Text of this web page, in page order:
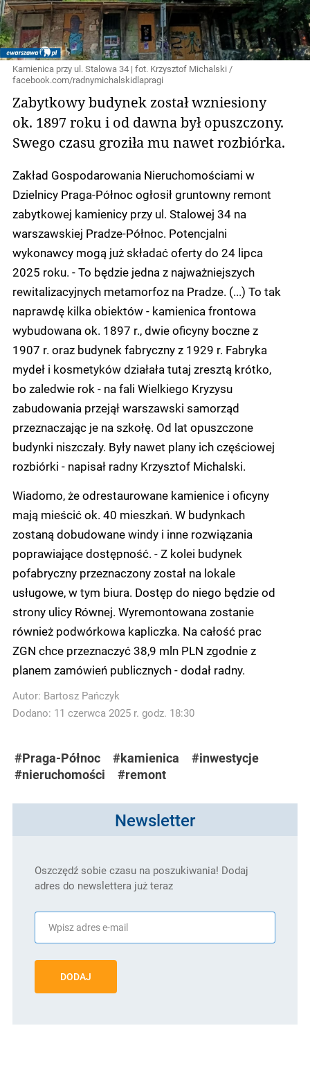
Kamienica przy ul. Stalowa 34 | fot. Krzysztof Michalski /
facebook.com/radnymichalskidlapragi
Zabytkowy budynek został wzniesiony
ok. 1897 roku i od dawna był opuszczony.
Swego czasu groziła mu nawet rozbiórka.
Zakład Gospodarowania Nieruchomościami w
Dzielnicy Praga-Północ ogłosił gruntowny remont
zabytkowej kamienicy przy ul. Stalowej 34 na
warszawskiej Pradze-Północ. Potencjalni
wykonawcy mogą już składać oferty do 24 lipca
2025 roku. - To będzie jedna z najważniejszych
rewitalizacyjnych metamorfoz na Pradze. (...) To tak
naprawdę kilka obiektów - kamienica frontowa
wybudowana ok. 1897 r., dwie oficyny boczne z
1907 r. oraz budynek fabryczny z 1929 r. Fabryka
mydeł i kosmetyków działała tutaj zresztą krótko,
bo zaledwie rok - na fali Wielkiego Kryzysu
zabudowania przejął warszawski samorząd
przeznaczając je na szkołę. Od lat opuszczone
budynki niszczały. Były nawet plany ich częściowej
rozbiórki - napisał radny Krzysztof Michalski.
Wiadomo, że odrestaurowane kamienice i oficyny
mają mieścić ok. 40 mieszkań. W budynkach
zostaną dobudowane windy i inne rozwiązania
poprawiające dostępność. - Z kolei budynek
pofabryczny przeznaczony został na lokale
usługowe, w tym biura. Dostęp do niego będzie od
strony ulicy Równej. Wyremontowana zostanie
również podwórkowa kapliczka. Na całość prac
ZGN chce przeznaczyć 38,9 mln PLN zgodnie z
planem zamówień publicznych - dodał radny.
Autor: Bartosz Pańczyk
Dodano: 11 czerwca 2025 r. godz. 18:30
#Praga-Północ #kamienica
#inwestycje
#nieruchomości
#remont
Newsletter
Oszczędź sobie czasu na poszukiwania! Dodaj
adres do newslettera już teraz
DODAJ